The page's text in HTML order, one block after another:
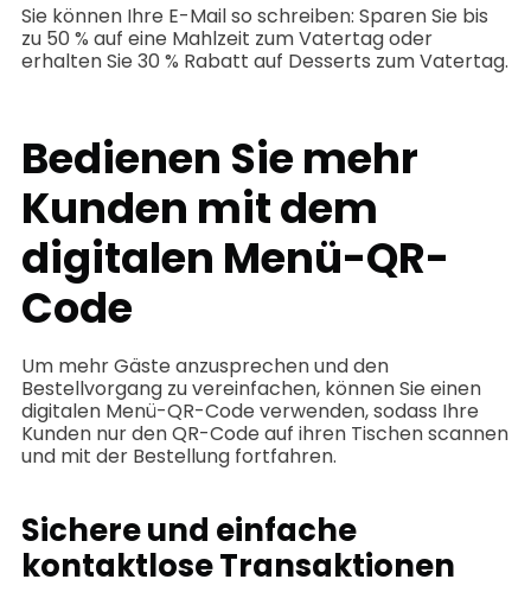
Sie können Ihre E-Mail so schreiben: Sparen Sie bis
zu 50 % auf eine Mahlzeit zum Vatertag oder
erhalten Sie 30 % Rabatt auf Desserts zum Vatertag.
Bedienen Sie mehr
Kunden mit dem
digitalen Menü-QR-
Code
Um mehr Gäste anzusprechen und den
Bestellvorgang zu vereinfachen, können Sie einen
digitalen Menü-QR-Code verwenden, sodass Ihre
Kunden nur den QR-Code auf ihren Tischen scannen
und mit der Bestellung fortfahren.
Sichere und einfache
kontaktlose Transaktionen